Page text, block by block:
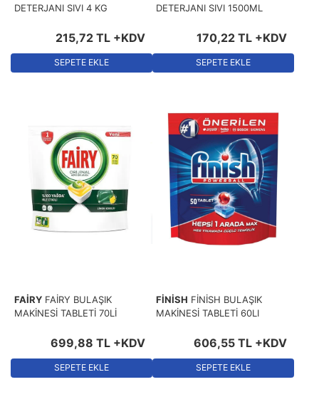
DETERJANI SIVI 4 KG
215,72 TL +KDV
SEPETE EKLE
DETERJANI SIVI 1500ML
170,22 TL +KDV
SEPETE EKLE
FAİRY FAİRY BULAŞIK
MAKİNESİ TABLETİ 70Lİ
699,88 TL +KDV
SEPETE EKLE
FİNİSH FİNİSH BULAŞIK
MAKİNESİ TABLETİ 60LI
606,55 TL +KDV
SEPETE EKLE